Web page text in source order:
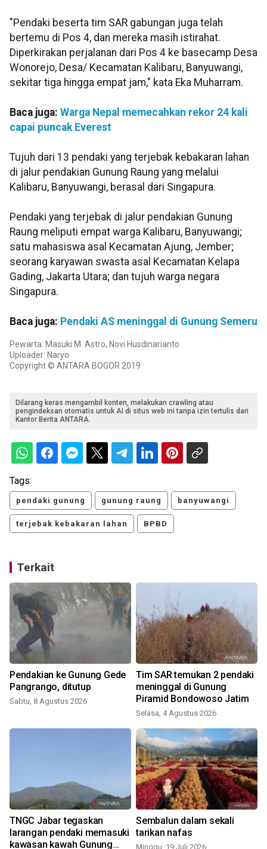
"Pendaki beserta tim SAR gabungan juga telah
bertemu di Pos 4, dan mereka masih istirahat.
Diperkirakan perjalanan dari Pos 4 ke basecamp Desa
Wonorejo, Desa/ Kecamatan Kalibaru, Banyuwangi,
sekitar tiga hingga empat jam," kata Eka Muharram.
Baca juga: Warga Nepal memecahkan rekor 24 kali
capai puncak Everest
Tujuh dari 13 pendaki yang terjebak kebakaran lahan
di jalur pendakian Gunung Raung yang melalui
Kalibaru, Banyuwangi, berasal dari Singapura.
Pendaki yang terjebak di jalur pendakian Gunung
Raung meliputi empat warga Kalibaru, Banyuwangi;
satu mahasiswa asal Kecamatan Ajung, Jember;
seorang karyawan swasta asal Kecamatan Kelapa
Gading, Jakarta Utara; dan tujuh warga negara
Singapura.
Baca juga: Pendaki AS meninggal di Gunung Semeru
Pewarta: Masuki M. Astro, Novi Husdinarianto
Uploader: Naryo
Copyright © ANTARA BOGOR 2019
Dilarang keras mengambil konten, melakukan crawling atau
pengindeksan otomatis untuk AI di situs web ini tanpa izin tertulis dari
Kantor Berita ANTARA.
Tags:
pendaki gunung gunung raung banyuwangi
terjebak kebakaran lahan BPBD
Terkait
Pendakian ke Gunung Gede
Pangrango, ditutup
Sabtu, 8 Agustus 2026
Tim SAR temukan 2 pendaki
meninggal di Gunung
Piramid Bondowoso Jatim
Selasa, 4 Agustus 2026
TNGC Jabar tegaskan
larangan pendaki memasuki
kawasan kawah Gunung
Sembalun dalam sekali
tarikan nafas
Minggu, 19 Juli 2026